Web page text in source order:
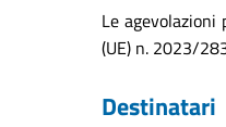
Le agevolazioni
(UE) n. 2023/
Destinatari